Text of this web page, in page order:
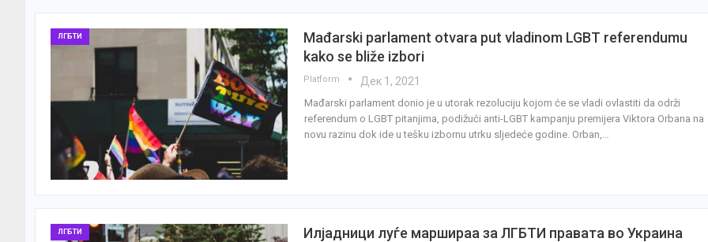
ЛГБТИ
Mađarski parlament otvara put vladinom LGBT referendumu
kako se bliže izbori
Platform Дек 1, 2021
Mađarski parlament donio je u utorak rezoluciju kojom će se vladi ovlastiti da održi
referendum o LGBT pitanjima, podižući anti-LGBT kampanju premijera Viktora Orbana na
novu razinu dok ide u tešku izbornu utrku sljedeće godine. Orban,…
ЛГБТИ Илјадници луѓе маршираа за ЛГБТИ правата во Украина